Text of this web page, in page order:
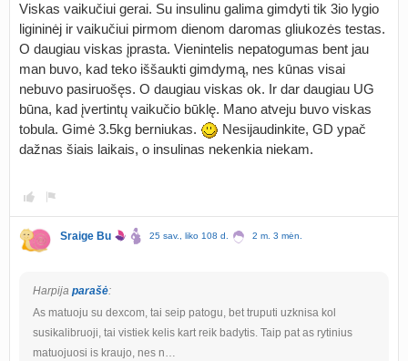
Viskas vaikučiui gerai. Su insulinu galima gimdyti tik 3io lygio
ligininėj ir vaikučiui pirmom dienom daromas gliukozės testas.
O daugiau viskas įprasta. Vienintelis nepatogumas bent jau
man buvo, kad teko iššaukti gimdymą, nes kūnas visai
nebuvo pasiruošęs. O daugiau viskas ok. Ir dar daugiau UG
būna, kad įvertintų vaikučio būklę. Mano atveju buvo viskas
tobula. Gimė 3.5kg berniukas.
Nesijaudinkite, GD ypač
dažnas šiais laikais, o insulinas nekenkia niekam.
Sraige Bu 25 sav., liko 108 d. 2 m. 3 mėn.
Harpija parašė:
As matuoju su dexcom, tai seip patogu, bet truputi uzknisa kol
susikalibruoji, tai vistiek kelis kart reik badytis. Taip pat as rytinius
matuojuosi is kraujo, nes n…